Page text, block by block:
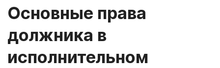
Основные права
должника в
исполнительном